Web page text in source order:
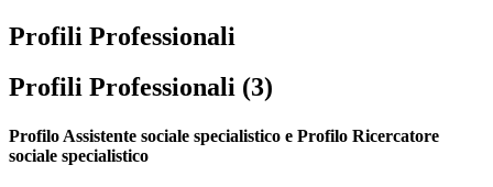
Profili Professionali
Profili Professionali (3)
Profilo Assistente sociale specialistico e Profilo Ricercatore
sociale specialistico